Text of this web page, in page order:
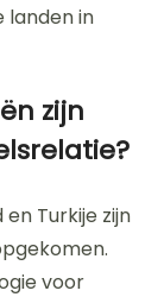
landen in
zijn
Turkije zijn
voor